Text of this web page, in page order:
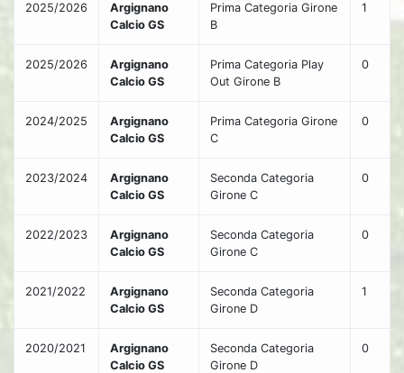
2025/2026
Argignano
Calcio GS
Prima Categoria Girone
B
1
2025/2026
Argignano
Calcio GS
Prima Categoria Play
Out Girone B
0
2024/2025
Argignano
Calcio GS
Prima Categoria Girone
C
0
2023/2024
Argignano
Calcio GS
Seconda Categoria
Girone C
0
2022/2023
Argignano
Calcio GS
Seconda Categoria
Girone C
0
2021/2022
Argignano
Calcio GS
Seconda Categoria
Girone D
1
2020/2021
Argignano
Calcio GS
Seconda Categoria
Girone D
0